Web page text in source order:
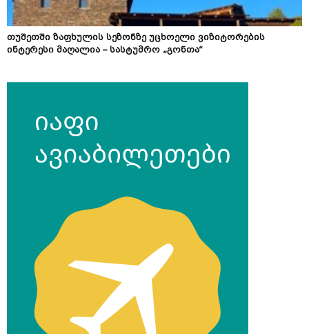
თუშეთში ზაფხულის სეზონზე უცხოელი ვიზიტორების
ინტერესი მაღალია – სასტუმრო „გონთა“